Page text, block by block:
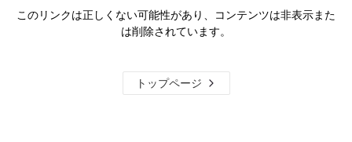
このリンクは正しくない可能性があり、コンテンツは非表示また
は削除されています。
トップページ